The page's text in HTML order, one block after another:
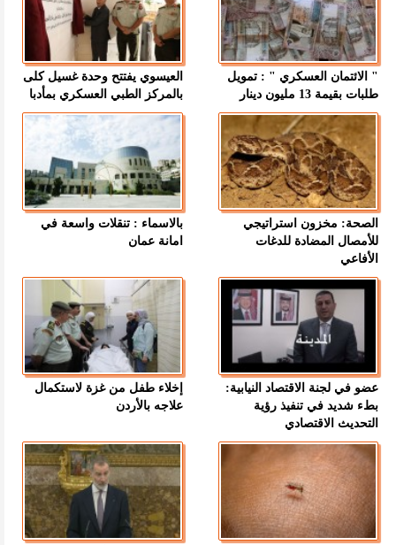
" الائتمان العسكري " : تمويل
طلبات بقيمة 13 مليون دينار
العيسوي يفتتح وحدة غسيل كلى
بالمركز الطبي العسكري بمأدبا
الصحة: مخزون استراتيجي
للأمصال المضادة للدغات
الأفاعي
بالاسماء : تنقلات واسعة في
امانة عمان
عضو في لجنة الاقتصاد النيابية:
بطء شديد في تنفيذ رؤية
التحديث الاقتصادي
إخلاء طفل من غزة لاستكمال
علاجه بالأردن